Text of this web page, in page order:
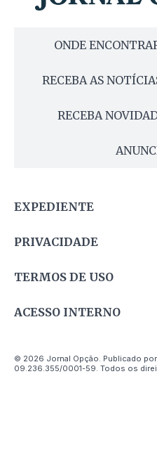
ONDE
RECEBA AS
RECEBA
EXPEDIENTE
PRIVACIDADE
TERMOS DE USO
ACESSO INTERNO
© 2026 Jornal Opção. Publicado
09.236.355/0001-59. Todos os